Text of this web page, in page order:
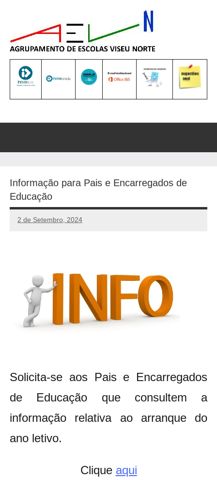
conteúdo
Informação para Pais e Encarregados de
Educação
2 de Setembro, 2024
manueljulio
Sem
Solicita-se aos Pais e Encarregados
de Educação que consultem a
informação relativa ao arranque do
ano letivo.
Clique aqui